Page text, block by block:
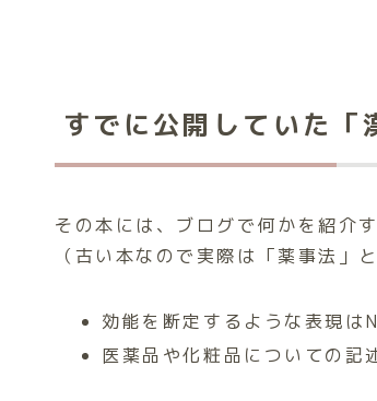
すでに公開していた「
その本には、ブログで何かを紹介
（古い本なので実際は「薬事法」
効能を断定するような表現は
医薬品や化粧品についての記